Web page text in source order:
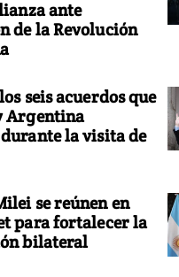
ante
de la Revolución
seis acuerdos que
Argentina
la visita de
se reúnen en
para fortalecer la
bilateral